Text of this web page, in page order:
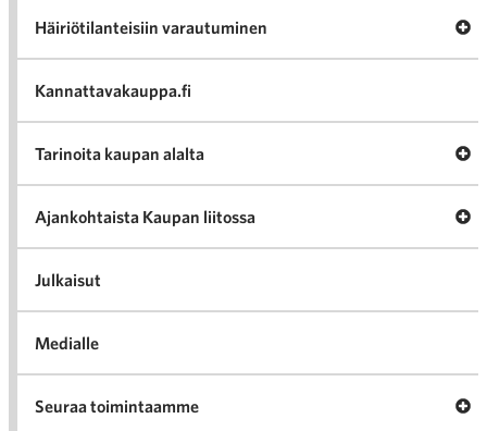
Häiriötilanteisiin varautuminen
Kannattavakauppa.fi
Tarinoita kaupan alalta
Ajankohtaista Kaupan liitossa
Julkaisut
Medialle
Seuraa toimintaamme